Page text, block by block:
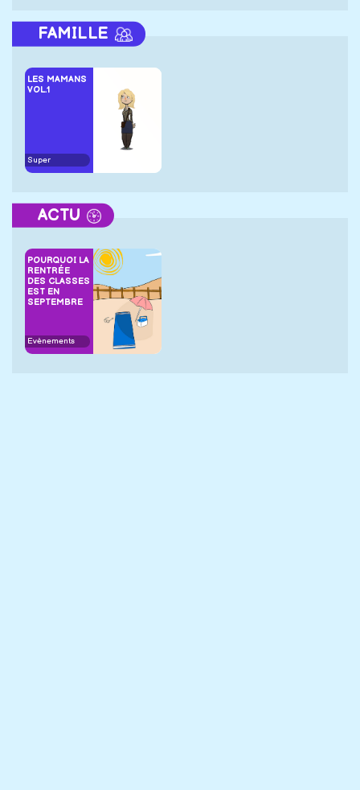
FAMILLE
LES MAMANS
VOL.1
Super
ACTU
POURQUOI LA
RENTRÉE
DES CLASSES
EST EN
SEPTEMBRE
Evènements